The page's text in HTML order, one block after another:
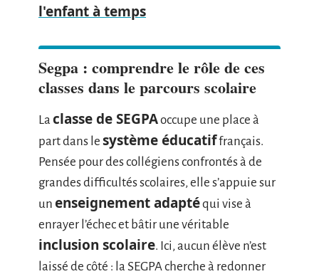
l'enfant à temps
Segpa : comprendre le rôle de ces
classes dans le parcours scolaire
La classe de SEGPAoccupe une place à
part dans le système éducatiffrançais.
Pensée pour des collégiens confrontés à de
grandes difficultés scolaires, elle s’appuie sur
un enseignement adaptéqui vise à
enrayer l’échec et bâtir une véritable
inclusion scolaire. Ici, aucun élève n’est
laissé de côté : la SEGPA cherche à redonner